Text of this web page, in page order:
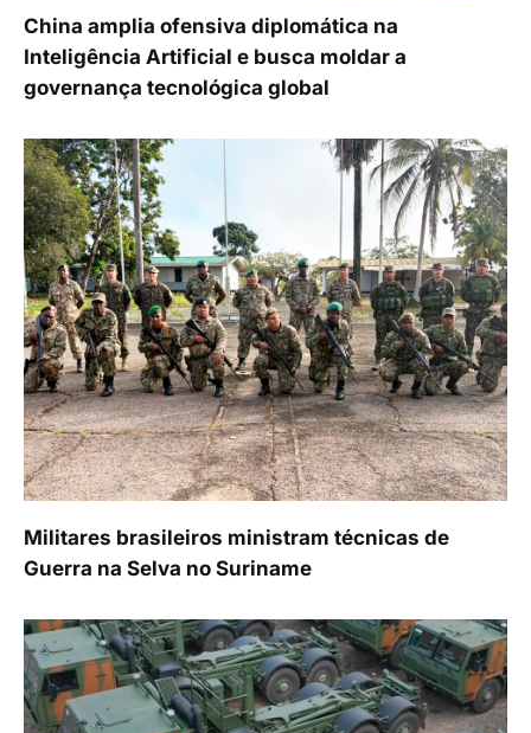
China amplia ofensiva diplomática na
Inteligência Artificial e busca moldar a
governança tecnológica global
Militares brasileiros ministram técnicas de
Guerra na Selva no Suriname